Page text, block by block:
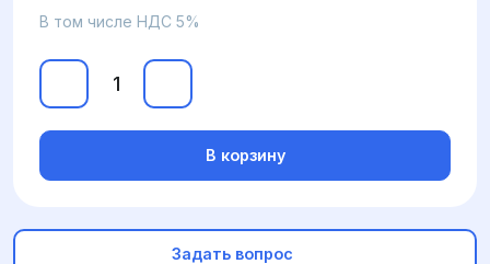
В том числе НДС 5%
В корзину
Задать вопрос